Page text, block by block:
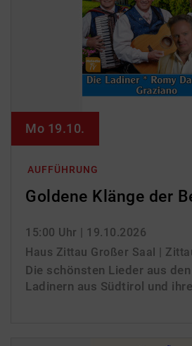
AUFFÜHRUNG
Goldene Klänge der
15:00 Uhr | 19.10.2026
Haus Zittau Großer Saal |
Die schönsten Lieder aus
Ladinern aus Südtirol und
Mo 19.10.